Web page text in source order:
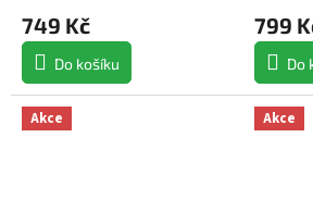
749 Kč
Do košíku
799
Do
Akce Akce